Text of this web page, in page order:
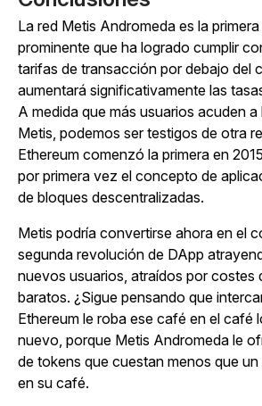
La red Metis Andromeda es la
prominente que ha logrado cumplir
tarifas de transacción por debajo del
aumentará significativamente las
A medida que más usuarios acuden
Metis, podemos ser testigos de otra
Ethereum comenzó la primera en
por primera vez el concepto de
de bloques descentralizadas.
Metis podría convertirse ahora en el
segunda revolución de DApp
nuevos usuarios, atraídos por costes
baratos. ¿Sigue pensando que
Ethereum le roba ese café en el café
nuevo, porque Metis Andromeda le
de tokens que cuestan menos que
en su café.